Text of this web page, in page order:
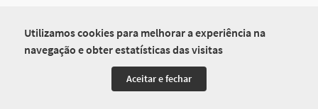
Utilizamos cookies para melhorar a experiência na
navegação e obter estatísticas das visitas
Aceitar e fechar